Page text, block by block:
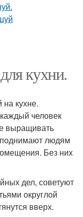
кухни.
кухне.
человек
выращивать
поднимают людям
Без них
дел, советуют
округлой
вверх.